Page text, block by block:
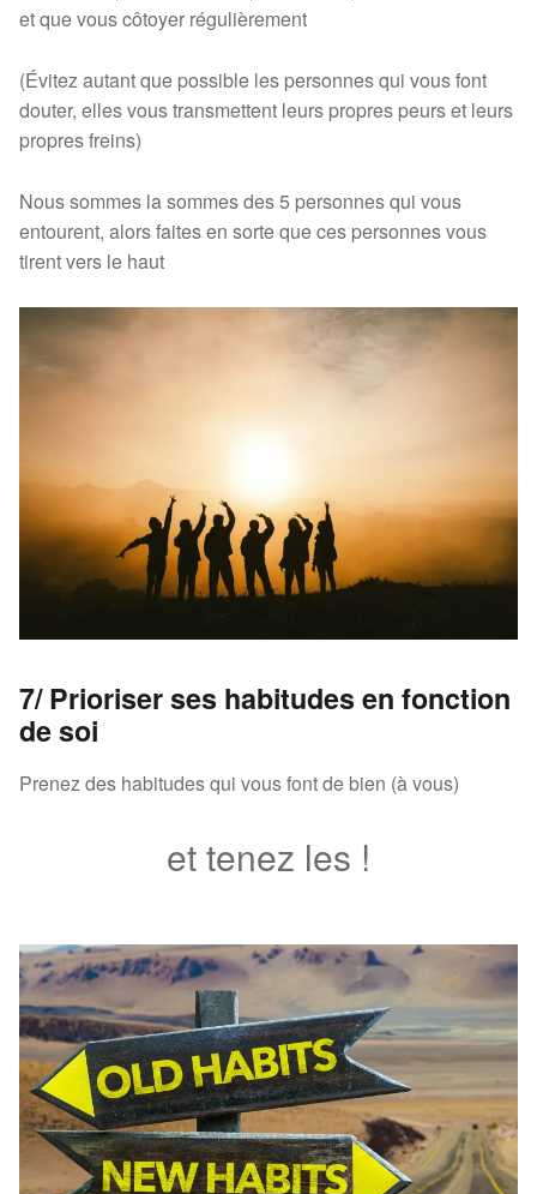
et que vous côtoyer régulièrement
(Évitez autant que possible les personnes qui vous font
douter, elles vous transmettent leurs propres peurs et leurs
propres freins)
Nous sommes la sommes des 5 personnes qui vous
entourent, alors faites en sorte que ces personnes vous
tirent vers le haut
7/ Prioriser ses habitudes en fonction
de soi
Prenez des habitudes qui vous font de bien (à vous)
et tenez les !